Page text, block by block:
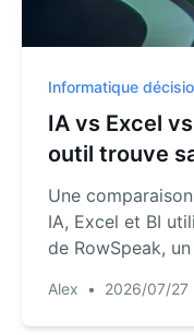
Informatique
IA vs Excel
outil trouve
reporting
Une
IA, Excel et BI
de RowSpeak,
contrôle.
Alex • 2026/07/27